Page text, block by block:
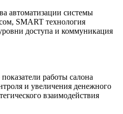
автоматизации системы
SMART технология
доступа и коммуникация
работы салона
и увеличения денежного
взаимодействия